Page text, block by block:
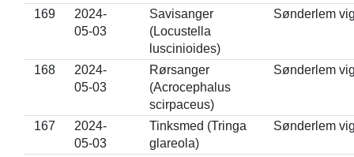
169
2024-
05-03
Savisanger
(Locustella
luscinioides)
Sønderlem
168
2024-
05-03
Rørsanger
(Acrocephalus
scirpaceus)
Sønderlem
167
2024-
05-03
Tinksmed (Tringa
glareola)
Sønderlem